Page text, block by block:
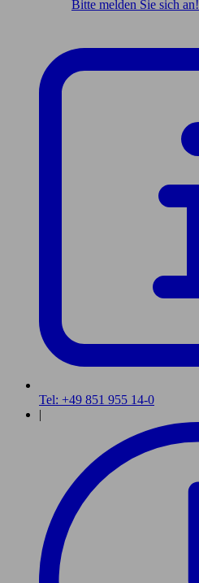
Bitte melden Sie sich an!
Tel: +49 851 955 14-0
|